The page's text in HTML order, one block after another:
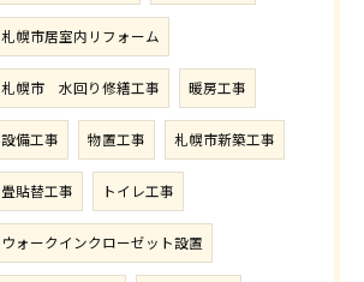
札幌市居室内リフォーム
札幌市 水回り修繕工事 暖房工事
設備工事 物置工事 札幌市新築工事
畳貼替工事 トイレ工事
ウォークインクローゼット設置